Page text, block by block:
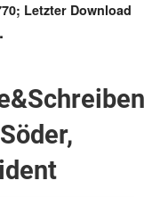
Letzter Download
.